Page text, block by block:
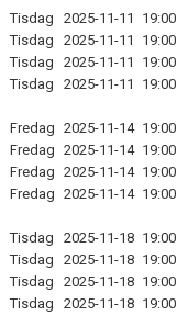
Tisdag 2025-11-11 19:00
Tisdag
2025-11-11 19:00
Tisdag
2025-11-11 19:00
Tisdag
2025-11-11 19:00
Fredag 2025-11-14 19:00
Fredag 2025-11-14 19:00
Fredag 2025-11-14 19:00
Fredag 2025-11-14 19:00
Tisdag 2025-11-18 19:00
Tisdag
2025-11-18 19:00
Tisdag
2025-11-18 19:00
Tisdag
2025-11-18 19:00